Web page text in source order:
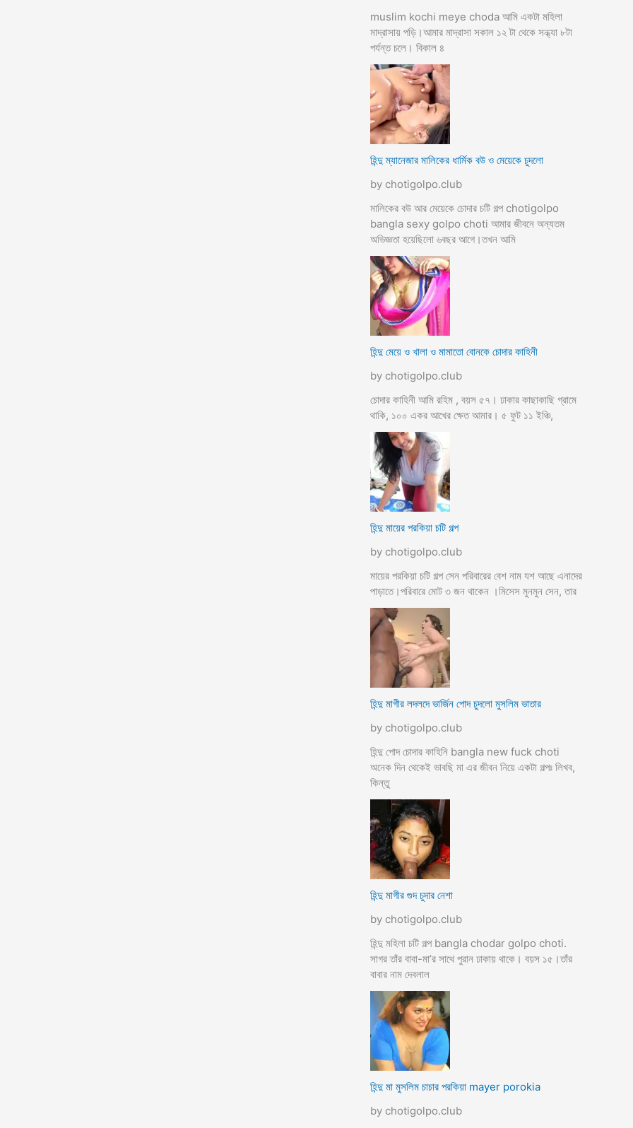
muslim kochi meye choda আমি একটা মহিলা
মাদ্রাসায় পড়ি।আমার মাদ্রাসা সকাল ১২ টা থেকে সন্ধ্যা ৮টা
পর্যন্ত চলে। বিকাল ৪
হিন্দু ম্যানেজার মালিকের ধার্মিক বউ ও মেয়েকে চুদলো
by chotigolpo.club
মালিকের বউ আর মেয়েকে চোদার চটি গল্প chotigolpo
bangla sexy golpo choti আমার জীবনে অন্যতম
অভিজ্ঞতা হয়েছিলো ৬বছর আগে।তখন আমি
হিন্দু মেয়ে ও খালা ও মামাতো বোনকে চোদার কাহিনী
by chotigolpo.club
চোদার কাহিনী আমি রহিম , বয়স ৫৭। ঢাকার কাছাকাছি গ্রামে
থাকি, ১০০ একর আখের ক্ষেত আমার। ৫ ফুট ১১ ইঞ্চি,
হিন্দু মায়ের পরকিয়া চটি গল্প
by chotigolpo.club
মায়ের পরকিয়া চটি গল্প সেন পরিবারের বেশ নাম যশ আছে এনাদের
পাড়াতে।পরিবারে মোট ৩ জন থাকেন ।মিসেস মুনমুন সেন, তার
হিন্দু মাগীর লদলদে ভার্জিন পোদ চুদলো মুসলিম ভাতার
by chotigolpo.club
হিন্দু পোদ চোদার কাহিনি bangla new fuck choti
অনেক দিন থেকেই ভাবছি মা এর জীবন নিয়ে একটা গল্পঃ লিখব,
কিন্তু
হিন্দু মাগীর গুদ চুদার নেশা
by chotigolpo.club
হিন্দু মহিলা চটি গল্প bangla chodar golpo choti.
সাগর তাঁর বাবা-মা’র সাথে পুরান ঢাকায় থাকে। বয়স ১৫।তাঁর
বাবার নাম দেবলাল
হিন্দু মা মুসলিম চাচার পরকিয়া mayer porokia
by chotigolpo.club